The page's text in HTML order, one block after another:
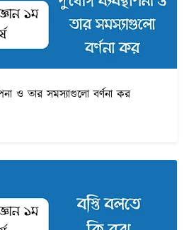
ও তার সমস্যাগুলো বর্ণনা কর